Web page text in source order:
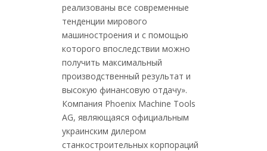
реализованы все современные
тенденции мирового
машиностроения и с помощью
которого впоследствии можно
получить максимальный
производственный результат и
высокую финансовую отдачу».
Компания Phoenix Machine Tools
AG, являющаяся официальным
украинским дилером
станкостроительных корпораций